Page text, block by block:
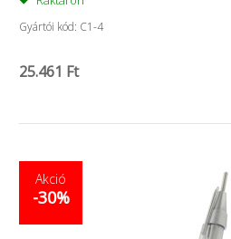
Gyártói kód: C1-4
25.461 Ft
Akció
-30%